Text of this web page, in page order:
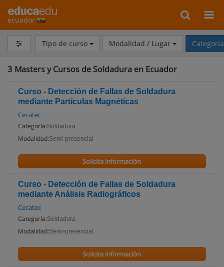
ecuador
Tipo de curso Modalidad / Lugar
3 Masters y Cursos de Soldadura en Ecuador
Curso - Detección de Fallas de Soldadura
mediante Partículas Magnéticas
Cecatec
Categoría:Soldadura
Modalidad:Semi-presencial
Solicita información
Curso - Detección de Fallas de Soldadura
mediante Análisis Radiográficos
Cecatec
Categoría:Soldadura
Modalidad:Semi-presencial
Solicita información